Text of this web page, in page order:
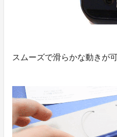
スムーズで滑らかな動きが